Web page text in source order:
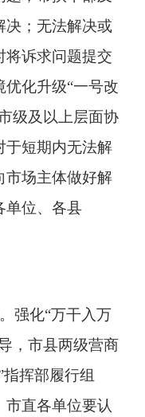
决；无法解决或
将诉求问题提交
化升级“一号改
级及以上层面协
于短期内无法解
市场主体做好解
单位、各县
强化“万干入万
，市县两级营商
挥部履行组
市直各单位要认